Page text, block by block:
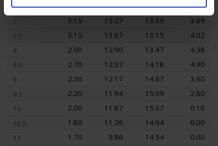
6.5 3.27 16.28 13.58 3.83
7 3.15 15.27 13.39 3.89
7.5 3.15 13.87 13.15 4.02
8 2.90 12.90 13.47 4.58
8.5 2.70 12.37 14.18 4.90
9 2.30 12.17 14.67 3.60
9.5 2.20 11.94 15.09 2.80
10 2.00 11.87 15.37 0.10
10.5 1.80 11.26 14.94 0.00
11 1.70 9.86 14.54 0.00